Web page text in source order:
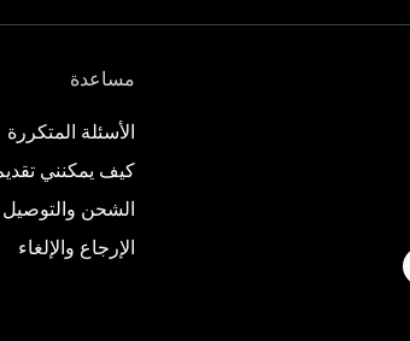
مساعدة
الأسئلة المتكررة
كيف يمكنني
الشحن والتوصيل
الإرجاع والإلغاء